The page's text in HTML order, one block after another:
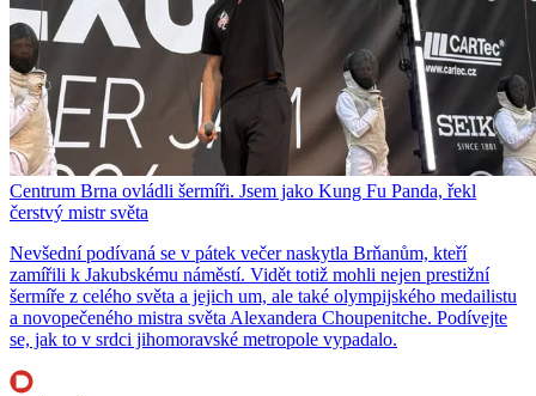
Centrum Brna ovládli šermíři. Jsem jako Kung Fu Panda, řekl
čerstvý mistr světa
Nevšední podívaná se v pátek večer naskytla Brňanům, kteří
zamířili k Jakubskému náměstí. Vidět totiž mohli nejen prestižní
šermíře z celého světa a jejich um, ale také olympijského medailistu
a novopečeného mistra světa Alexandera Choupenitche. Podívejte
se, jak to v srdci jihomoravské metropole vypadalo.